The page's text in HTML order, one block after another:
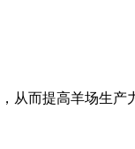
，从而提高羊场生